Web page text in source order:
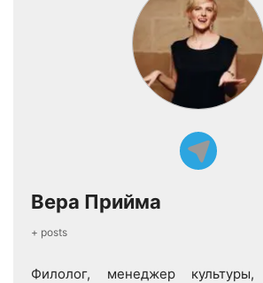
Вера Прийма
+ posts
Филолог, менеджер культуры,